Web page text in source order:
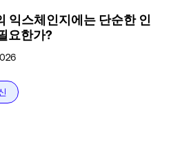
익스체인지에는 단순한 인
요한가?